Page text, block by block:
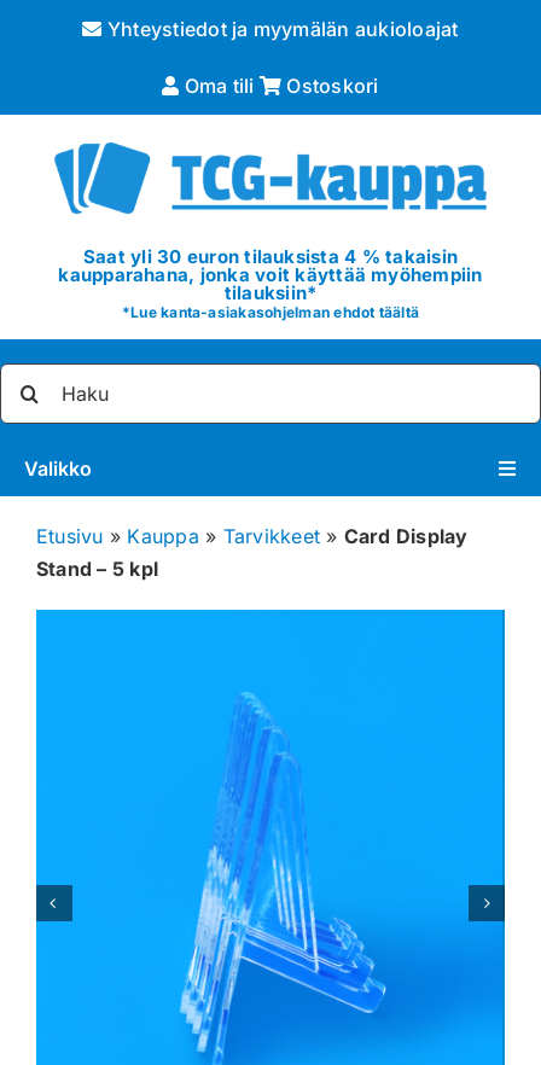
Yhteystiedot ja myymälän aukioloajat
Oma tili Ostoskori
Saat yli 30 euron tilauksista 4 % takaisin
kaupparahana, jonka voit käyttää myöhempiin
tilauksiin*
*Lue kanta-asiakasohjelman ehdot täältä
Valikko
Pokémon
Muut keräilykortit
Irtokortit
Etusivu » Kauppa » Tarvikkeet » Card Display
Stand – 5 kpl